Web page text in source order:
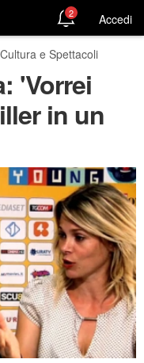
2 Accedi
Cultura e Spettacoli
'Vorrei
in un